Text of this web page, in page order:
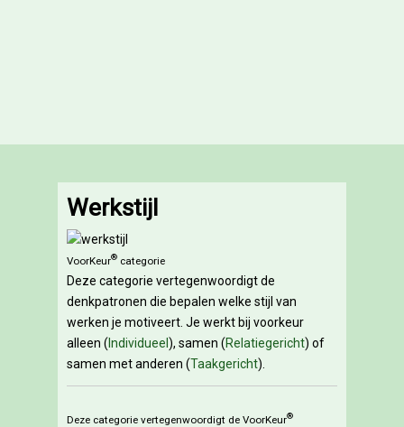
Werkstijl
VoorKeur® categorie
Deze categorie vertegenwoordigt de
denkpatronen die bepalen welke stijl van
werken je motiveert. Je werkt bij voorkeur
alleen ( Individueel ), samen (Relatiegericht) of
samen met anderen (Taakgericht).
Deze categorie vertegenwoordigt de VoorKeur®